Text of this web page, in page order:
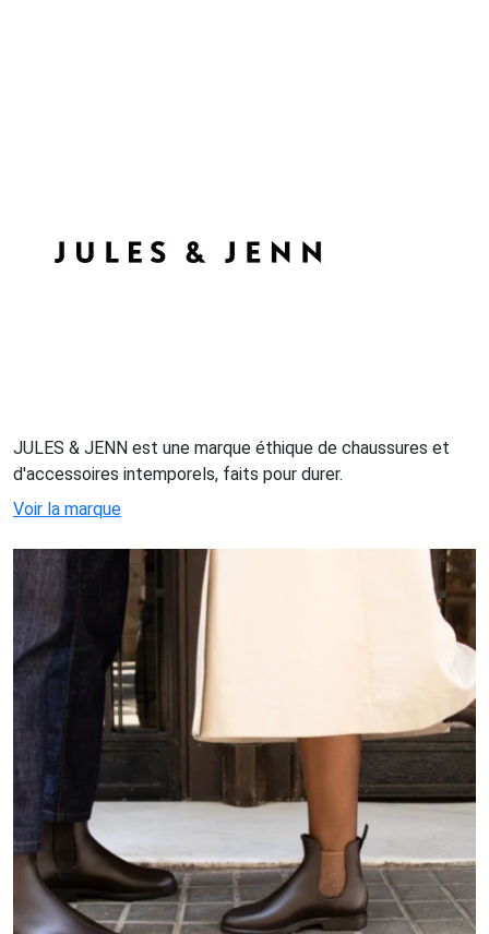
JULES & JENN est une marque éthique de chaussures et
d'accessoires intemporels, faits pour durer.
Voir la marque